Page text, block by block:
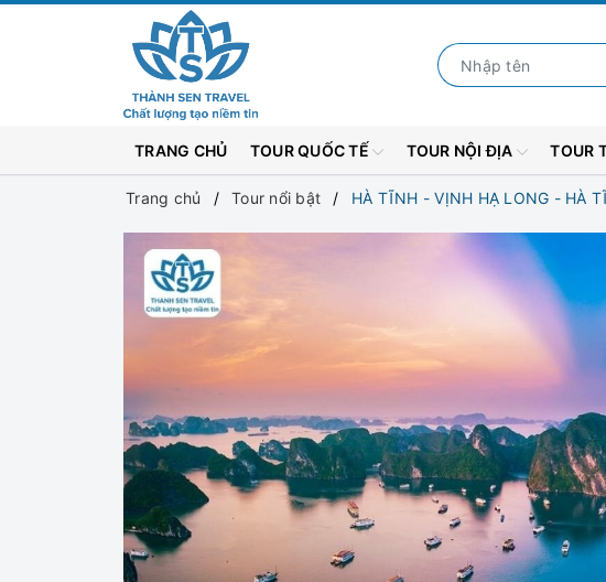
TRANG CHỦ TOUR QUỐC TẾ TOUR NỘI ĐỊA TOUR
Trang chủ Tour nổi bật HÀ TĨNH - VỊNH HẠ LONG - HÀ